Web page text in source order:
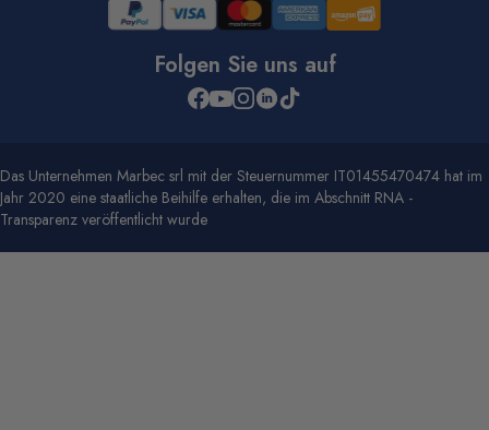
Folgen Sie uns auf
Das Unternehmen Marbec srl mit der Steuernummer IT01455470474 hat im
Jahr 2020 eine staatliche Beihilfe erhalten, die im Abschnitt RNA -
Transparenz veröffentlicht wurde